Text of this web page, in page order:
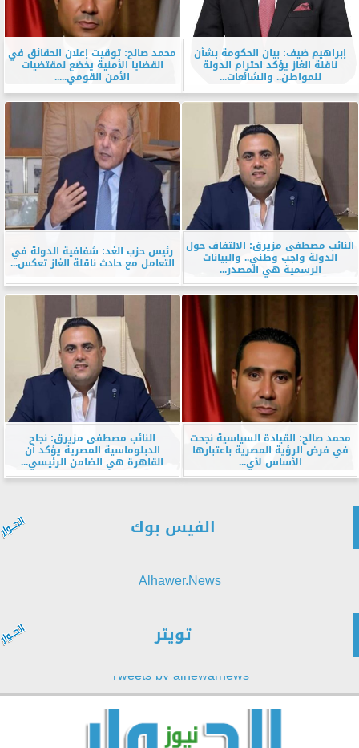
إبراهيم ضيف: بيان الحكومة بشأن
ناقلة الغاز يؤكد احترام الدولة
للمواطن.. والشائعات...
محمد صالح: توقيت إعلان الحقائق في
القضايا الأمنية يخضع لمقتضيات
الأمن القومي.....
النائب مصطفى مزيرق: الالتفاف حول
الدولة واجب وطني.. والبيانات
الرسمية هي المصدر...
رئيس حزب الغد: شفافية الدولة في
التعامل مع حادث ناقلة الغاز تعكس...
محمد صالح: القيادة السياسية نجحت
في فرض الرؤية المصرية باعتبارها
الأساس لأي...
النائب مصطفى مزيرق: نجاح
الدبلوماسية المصرية يؤكد أن
القاهرة هي الضامن الرئيسي...
الفيس بوك
Alhawer.News
تويتر
Tweets by alhewarnews